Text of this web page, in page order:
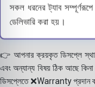
সকল ধরনের ট্যাব
ডেলিভারি করা হয়।
👉 আপনার ক্রয়কৃত ডিসপ্লে
এবং অন্যান্য বিষয় ঠিক আছে
ডিসপ্লেতে ❌Warranty প্রদান